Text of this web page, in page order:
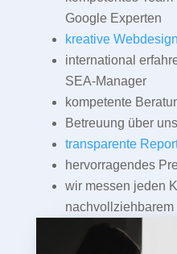
Google Experten
kreative
international
SEA-Manager
kompetente
Betreuung über
transparente
hervorragendes
wir messen jeden